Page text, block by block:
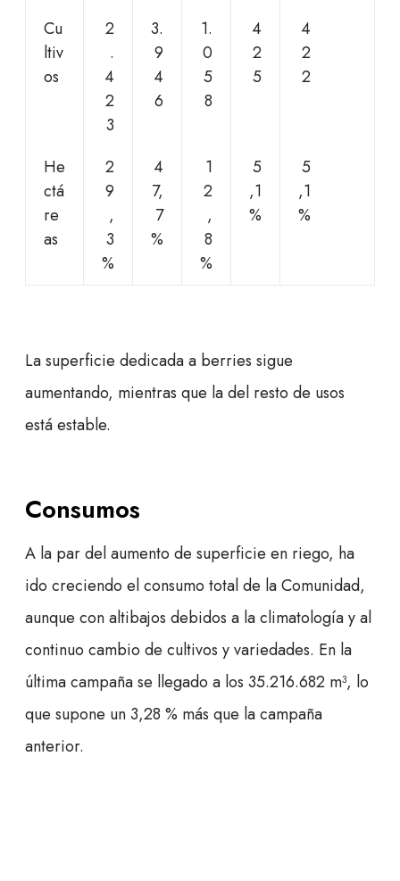
Cu
ltiv
os
2
.
4
2
3
3.
9
4
6
1.
0
5
8
4
2
5
4
2
2
He
ctá
re
as
2
9
,
3
%
4
7,
7
%
1
2
,
8
%
5
,1
%
5
,1
%
La superficie dedicada a berries sigue
aumentando, mientras que la del resto de usos
está estable.
Consumos
A la par del aumento de superficie en riego, ha
ido creciendo el consumo total de la Comunidad,
aunque con altibajos debidos a la climatología y al
continuo cambio de cultivos y variedades. En la
última campaña se llegado a los 35.216.682 m³, lo
que supone un 3,28 % más que la campaña
anterior.